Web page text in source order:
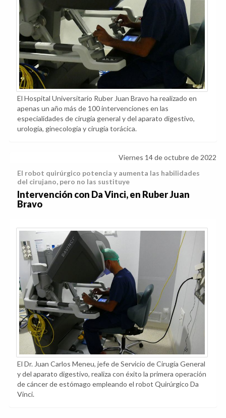
El Hospital Universitario Ruber Juan Bravo ha realizado en
apenas un año más de 100 intervenciones en las
especialidades de cirugía general y del aparato digestivo,
urología, ginecología y cirugía torácica.
Viernes 14 de octubre de 2022
El robot quirúrgico potencia y aumenta las habilidades
del cirujano, pero no las sustituye
Intervención con Da Vinci, en Ruber Juan
Bravo
El Dr. Juan Carlos Meneu, jefe de Servicio de Cirugía General
y del aparato digestivo, realiza con éxito la primera operación
de cáncer de estómago empleando el robot Quirúrgico Da
Vinci.